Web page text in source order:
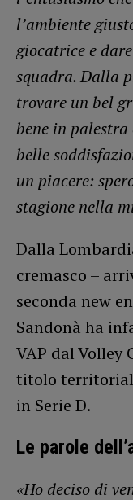
l’ambiente
giocatrice e
squadra. Dalla
trovare un bel
bene in
belle
un piacere:
stagione nella
Dalla
cremasco –
seconda new
Sandonà ha
VAP dal Volley
titolo
in Serie D.
Le parole
«Ho deciso di